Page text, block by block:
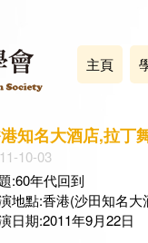
主頁
知名大酒店,拉丁
10-03
:60年代回到
地點:香港(沙田知名大
日期:2011年9月22日